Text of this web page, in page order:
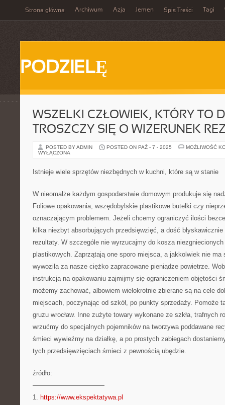
Strona główna Archiwum Azja Jemen Spis Treści Tagi
PODZIELĘ
WSZELKI CZŁOWIEK, KTÓRY TO
TROSZCZY SIĘ O WIZERUNEK
POSTED BY ADMIN POSTED ON PAŹ - 7 - 2025
MOŻLIWOŚĆ
WYŁĄCZONA
Istnieje wiele sprzętów niezbędnych w kuchni, które są w stanie
W nieomalże każdym gospodarstwie domowym produkuje się
Foliowe opakowania, wszędobylskie plastikowe butelki czy
oznaczającym problemem. Jeżeli chcemy ograniczyć ilości
kilka niezbyt absorbujących przedsięwzięć, a dość
rezultaty. W szczególe nie wyrzucajmy do kosza
plastikowych. Zaprzątają one sporo miejsca, a jakkolwiek nie ma
wywoziła za nasze ciężko zapracowane pieniądze powietrze.
instrukcją na opakowaniu zajmijmy się ograniczeniem objętości
możemy zachować, albowiem wielokrotnie zbierane są na cele
miejscach, poczynając od szkół, po punkty sprzedaży. Pomoże
gruzu wrocław. Inne zużyte towary wykonane ze szkła, trafnych
wrzućmy do specjalnych pojemników na tworzywa poddawane
śmieci wywieźmy na działkę, a po prostych zabiegach
tych przedsięwzięciach śmieci z pewnością ubędzie.
źródło:
———————————
1. https://www.ekspektatywa.pl